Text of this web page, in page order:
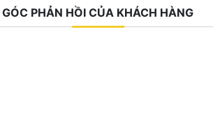
GÓC PHẢN HỒI CỦA KHÁCH HÀNG